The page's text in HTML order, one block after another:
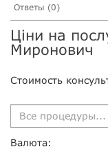
Ответы (0)
Ціни на
Миронович
Стоимость
Все процедуры...
Валюта: